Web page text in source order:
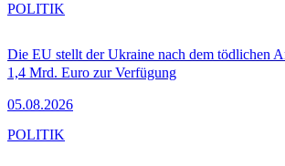
Die EU stellt der Ukraine nach dem tödlichen
1,4 Mrd. Euro zur Verfügung
05.08.2026
POLITIK
POLITIK